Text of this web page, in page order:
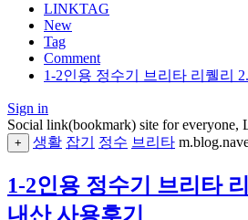
LINKTAG
New
Tag
Comment
1-2인용 정수기 브리타 리퀠리
Sign in
Social link(bookmark) site for
+ 생활 잡기 정수 브리타
1-2인용 정수기 브리타
내산 사용후기